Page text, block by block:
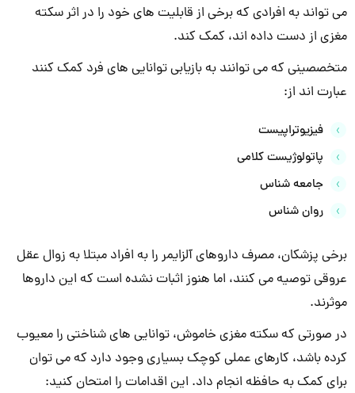
می تواند به افرادی که برخی از قابلیت های خود را در اثر سکته
مغزی از دست داده اند، کمک کند.
متخصصینی که می توانند به بازیابی توانایی های فرد کمک کنند
عبارت اند از:
فیزیوتراپیست
پاتولوژیست کلامی
جامعه شناس
روان شناس
برخی پزشکان، مصرف داروهای آلزایمر را به افراد مبتلا به زوال عقل
عروقی توصیه می کنند، اما هنوز اثبات نشده است که این داروها
موثرند.
در صورتی که سکته مغزی خاموش، توانایی های شناختی را معیوب
کرده باشد، کارهای عملی کوچک بسیاری وجود دارد که می توان
برای کمک به حافظه انجام داد. این اقدامات را امتحان کنید: